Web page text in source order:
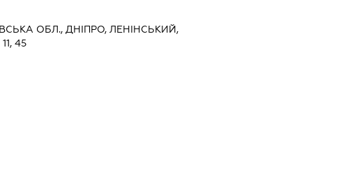
ОБЛ., ДНІПРО, ЛЕНІНСЬКИЙ,
45